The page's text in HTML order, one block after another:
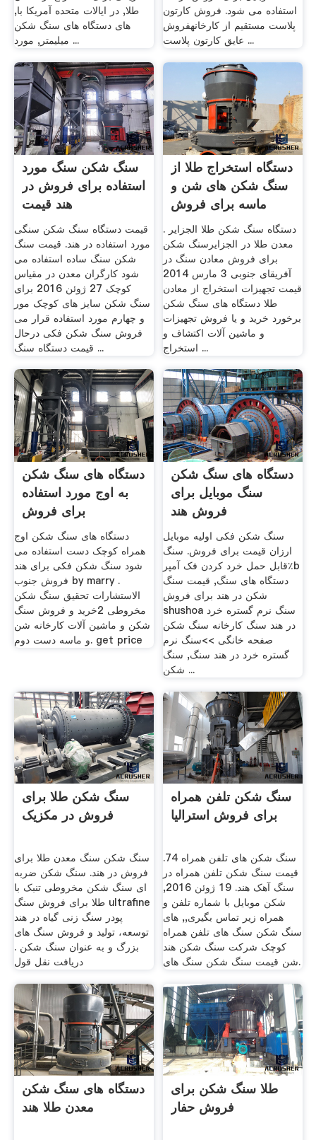
طلا, در ایالات متحده آمریکا با,
های دستگاه های سنگ شکن
میلیمتر, مورد ...
استفاده می شود. فروش کارتون
پلاست مستقیم از کارخانهفروش
عایق کارتون پلاست ...
سنگ شکن سنگ مورد
استفاده برای فروش در
هند قیمت
قیمت دستگاه سنگ شکن سنگی
مورد استفاده در هند. قیمت سنگ
شکن سنگ ساده استفاده می
شود کارگران معدن در مقیاس
کوچک 27 ژوئن 2016 برای
سنگ شکن سایز های کوچک مور
و چهارم مورد استفاده قرار می
فروش سنگ شکن فکی درحال
قیمت دستگاه سنگ ...
دستگاه استخراج طلا از
سنگ شکن های شن و
ماسه برای فروش
دستگاه سنگ شکن طلا الجزایر .
معدن طلا در الجزایرسنگ شکن
برای فروش معادن سنگ در
آفریقای جنوبی 3 مارس 2014
قیمت تجهیزات استخراج از معادن
طلا دستگاه های سنگ شکن
برخورد خرید و یا فروش تجهیزات
و ماشین آلات اکتشاف و
استخراج ...
دستگاه های سنگ شکن
به اوج مورد استفاده
برای فروش
دستگاه های سنگ شکن اوج
همراه کوچک دست استفاده می
شود سنگ شکن فکی برای هند
فروش جنوب by marry .
الاستشارات تحقیق سنگ شکن
مخروطی 2خرید و فروش سنگ
شکن و ماشین آلات کارخانه شن
و ماسه دست دوم. get price
دستگاه های سنگ شکن
سنگ موبایل برای
فروش هند
سنگ شکن فکی اولیه موبایل
ارزان قیمت برای فروش. سنگ
قابل حمل خرد کردن فک آمپر٪b
دستگاه های سنگ, قیمت سنگ
شکن در هند برای فروش
shushoa سنگ نرم گستره خرد
در هند سنگ کارخانه سنگ شکن
صفحه خانگی >>سنگ نرم
گستره خرد در هند سنگ, سنگ
شکن ...
سنگ شکن طلا برای
فروش در مکزیک
سنگ شکن سنگ معدن طلا برای
فروش در هند. سنگ شکن ضربه
ای سنگ شکن مخروطی تنبک با
طلا برای فروش سنگ ultrafine
پودر سنگ زنی گیاه در هند
توسعه، تولید و فروش سنگ های
بزرگ و به عنوان سنگ شکن .
دریافت نقل قول
سنگ شکن تلفن همراه
برای فروش استرالیا
سنگ شکن های تلفن همراه 74.
قیمت سنگ شکن تلفن همراه در
سنگ آهک هند. 19 ژوئن 2016,
شکن موبایل با شماره تلفن و
همراه زیر تماس بگیری,, های
سنگ شکن سنگ های تلفن همراه
کوچک شرکت سنگ شکن هند
شن قیمت سنگ شکن سنگ های.
دستگاه های سنگ شکن
معدن طلا هند
طلا سنگ شکن برای
فروش حفار